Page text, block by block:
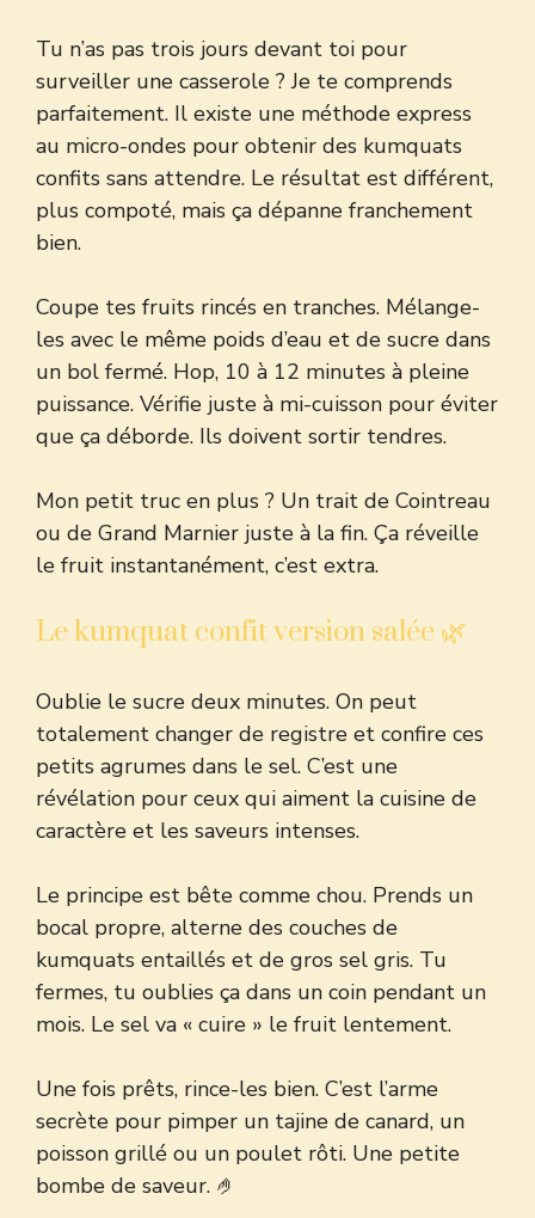
Tu n’as pas trois jours devant toi pour
surveiller une casserole ? Je te comprends
parfaitement. Il existe une méthode express
au micro-ondes pour obtenir des kumquats
confits sans attendre. Le résultat est différent,
plus compoté, mais ça dépanne franchement
bien.
Coupe tes fruits rincés en tranches. Mélange-
les avec le même poids d’eau et de sucre dans
un bol fermé. Hop, 10 à 12 minutes à pleine
puissance. Vérifie juste à mi-cuisson pour éviter
que ça déborde. Ils doivent sortir tendres.
Mon petit truc en plus ? Un trait de Cointreau
ou de Grand Marnier juste à la fin. Ça réveille
le fruit instantanément, c’est extra.
Le kumquat confit version salée 🌿
Oublie le sucre deux minutes. On peut
totalement changer de registre et confire ces
petits agrumes dans le sel. C’est une
révélation pour ceux qui aiment la cuisine de
caractère et les saveurs intenses.
Le principe est bête comme chou. Prends un
bocal propre, alterne des couches de
kumquats entaillés et de gros sel gris. Tu
fermes, tu oublies ça dans un coin pendant un
mois. Le sel va « cuire » le fruit lentement.
Une fois prêts, rince-les bien. C’est l’arme
secrète pour pimper un tajine de canard, un
poisson grillé ou un poulet rôti. Une petite
bombe de saveur. 🤌